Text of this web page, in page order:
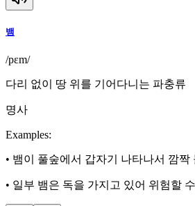
뱀
/pɛm/
다리 없이 땅 위를 기어다니는 파충류
명사
Examples:
• 뱀이 풀숲에서 갑자기 나타나서 깜짝
• 일부 뱀은 독을 가지고 있어 위험할